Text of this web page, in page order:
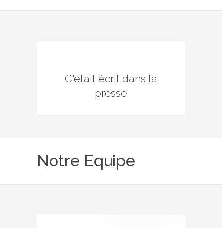
C'était écrit dans la
presse
Notre Equipe